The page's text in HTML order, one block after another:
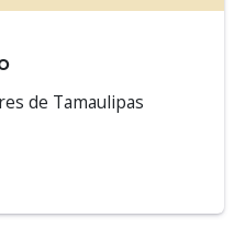
de Tamaulipas